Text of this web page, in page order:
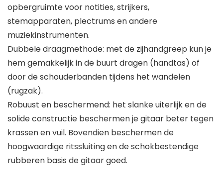
opbergruimte voor notities, strijkers,
stemapparaten, plectrums en andere
muziekinstrumenten.
Dubbele draagmethode: met de zijhandgreep kun je
hem gemakkelijk in de buurt dragen (handtas) of
door de schouderbanden tijdens het wandelen
(rugzak).
Robuust en beschermend: het slanke uiterlijk en de
solide constructie beschermen je gitaar beter tegen
krassen en vuil. Bovendien beschermen de
hoogwaardige ritssluiting en de schokbestendige
rubberen basis de gitaar goed.